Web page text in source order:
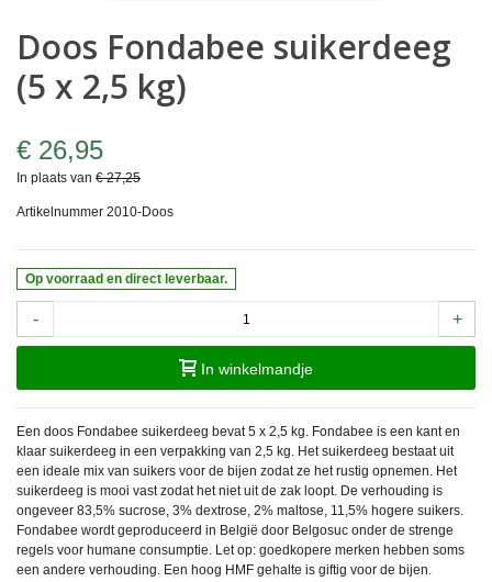
Doos Fondabee suikerdeeg
(5 x 2,5 kg)
€ 26,95
In plaats van € 27,25
Artikelnummer 2010-Doos
Op voorraad en direct leverbaar.
- +
In winkelmandje
Een doos Fondabee suikerdeeg bevat 5 x 2,5 kg. Fondabee is een kant en
klaar suikerdeeg in een verpakking van 2,5 kg. Het suikerdeeg bestaat uit
een ideale mix van suikers voor de bijen zodat ze het rustig opnemen. Het
suikerdeeg is mooi vast zodat het niet uit de zak loopt. De verhouding is
ongeveer 83,5% sucrose, 3% dextrose, 2% maltose, 11,5% hogere suikers.
Fondabee wordt geproduceerd in België door Belgosuc onder de strenge
regels voor humane consumptie. Let op: goedkopere merken hebben soms
een andere verhouding. Een hoog HMF gehalte is giftig voor de bijen.